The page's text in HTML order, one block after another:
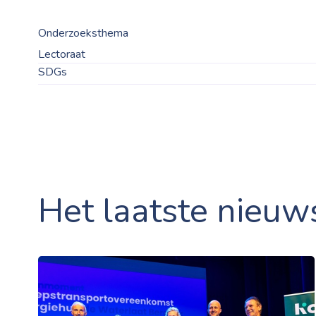
Onderzoeksthema
Lectoraat
SDGs
Het laatste